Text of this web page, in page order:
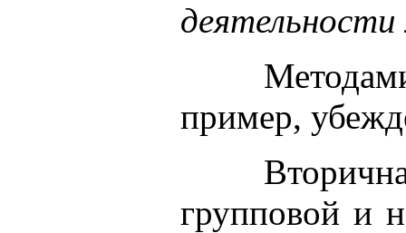
пример,
групповой и